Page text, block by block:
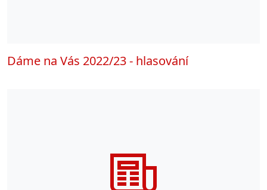
Dáme na Vás 2022/23 - hlasování